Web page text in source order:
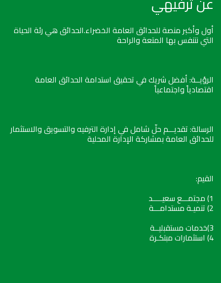
أول وأكبر منصة للحدائق العامة الخضراء.الحدائق هي رئة الحياة
التي نتنفس بها المتعة والراحة
الرؤيــة: أفضل شريك في تحقيق استدامة الحدائق العامة
اقتصادياً واجتماعياً
الرسالة: تقديـــم حلّ شامل في إدارة الترفيه والتسويق والاستثمار
للحدائق العامة بمشاركة الإدارة المحلية
القيم:
1) مجتمـــع سعيـــــد
2) تنميـة مستدامـــة
3)خدمات مستقبليــة
4) استثمارات مبتكـرة